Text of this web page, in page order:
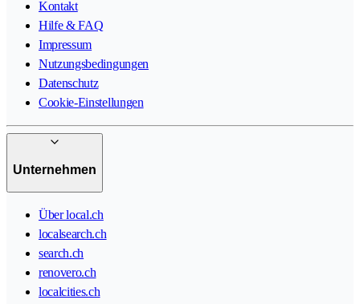
Kontakt
Hilfe & FAQ
Impressum
Nutzungsbedingungen
Datenschutz
Cookie-Einstellungen
Unternehmen
Über local.ch
localsearch.ch
search.ch
renovero.ch
localcities.ch